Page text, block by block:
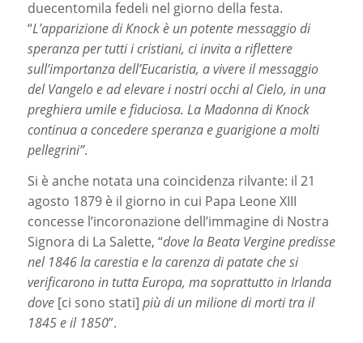
duecentomila fedeli nel giorno della festa.
“L’apparizione di Knock è un potente messaggio di
speranza per tutti i cristiani, ci invita a riflettere
sull’importanza dell’Eucaristia, a vivere il messaggio
del Vangelo e ad elevare i nostri occhi al Cielo, in una
preghiera umile e fiduciosa. La Madonna di Knock
continua a concedere speranza e guarigione a molti
pellegrini”.
Si è anche notata una coincidenza rilvante: il 21
agosto 1879 è il giorno in cui Papa Leone XIII
concesse l’incoronazione dell’immagine di Nostra
Signora di La Salette, “dove la Beata Vergine predisse
nel 1846 la carestia e la carenza di patate che si
verificarono in tutta Europa, ma soprattutto in Irlanda
dove [ci sono stati] più di un milione di morti tra il
1845 e il 1850”.